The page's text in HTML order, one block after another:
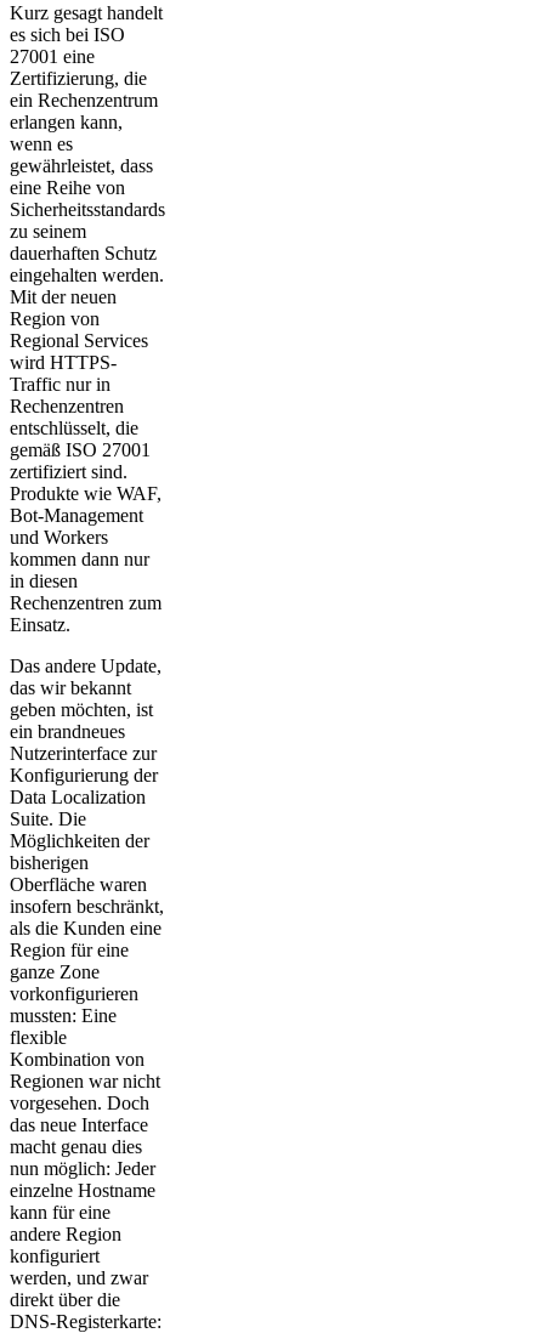
Kurz gesagt handelt
es sich bei ISO
27001 eine
Zertifizierung, die
ein Rechenzentrum
erlangen kann,
wenn es
gewährleistet, dass
eine Reihe von
Sicherheitsstandards
zu seinem
dauerhaften Schutz
eingehalten werden.
Mit der neuen
Region von
Regional Services
wird HTTPS-
Traffic nur in
Rechenzentren
entschlüsselt, die
gemäß ISO 27001
zertifiziert sind.
Produkte wie WAF,
Bot-Management
und Workers
kommen dann nur
in diesen
Rechenzentren zum
Einsatz.
Das andere Update,
das wir bekannt
geben möchten, ist
ein brandneues
Nutzerinterface zur
Konfigurierung der
Data Localization
Suite. Die
Möglichkeiten der
bisherigen
Oberfläche waren
insofern beschränkt,
als die Kunden eine
Region für eine
ganze Zone
vorkonfigurieren
mussten: Eine
flexible
Kombination von
Regionen war nicht
vorgesehen. Doch
das neue Interface
macht genau dies
nun möglich: Jeder
einzelne Hostname
kann für eine
andere Region
konfiguriert
werden, und zwar
direkt über die
DNS-Registerkarte: